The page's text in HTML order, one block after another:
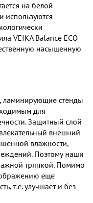
на белой
используются
VEIKA Balance ECO
насыщенную
ламинирующие стенды
для
Защитный слой
внешний
влажности,
Поэтому наши
тряпкой. Помимо
еще
т.е. улучшает и без